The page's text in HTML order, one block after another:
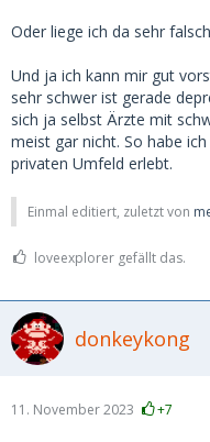
Oder liege ich da sehr
Und ja ich kann mir gut
sehr schwer ist gerade
sich ja selbst Ärzte mit
meist gar nicht. So habe
privaten Umfeld erlebt.
Einmal editiert, zuletzt von
loveexplorer gefällt das.
donkeykong
11. November 2023 +7